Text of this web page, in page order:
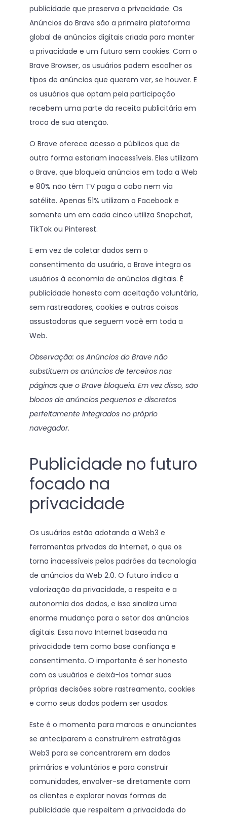
publicidade que preserva a privacidade. Os
Anúncios do Brave são a primeira plataforma
global de anúncios digitais criada para manter
a privacidade e um futuro sem cookies. Com o
Brave Browser, os usuários podem escolher os
tipos de anúncios que querem ver, se houver. E
os usuários que optam pela participação
recebem uma parte da receita publicitária em
troca de sua atenção.
O Brave oferece acesso a públicos que de
outra forma estariam inacessíveis. Eles utilizam
o Brave, que bloqueia anúncios em toda a Web
e 80% não têm TV paga a cabo nem via
satélite. Apenas 51% utilizam o Facebook e
somente um em cada cinco utiliza Snapchat,
TikTok ou Pinterest.
E em vez de coletar dados sem o
consentimento do usuário, o Brave integra os
usuários à economia de anúncios digitais. É
publicidade honesta com aceitação voluntária,
sem rastreadores, cookies e outras coisas
assustadoras que seguem você em toda a
Web.
Observação: os Anúncios do Brave não
substituem os anúncios de terceiros nas
páginas que o Brave bloqueia. Em vez disso, são
blocos de anúncios pequenos e discretos
perfeitamente integrados no próprio
navegador.
Publicidade no futuro
focado na
privacidade
Os usuários estão adotando a Web3 e
ferramentas privadas da Internet, o que os
torna inacessíveis pelos padrões da tecnologia
de anúncios da Web 2.0. O futuro indica a
valorização da privacidade, o respeito e a
autonomia dos dados, e isso sinaliza uma
enorme mudança para o setor dos anúncios
digitais. Essa nova Internet baseada na
privacidade tem como base confiança e
consentimento. O importante é ser honesto
com os usuários e deixá-los tomar suas
próprias decisões sobre rastreamento, cookies
e como seus dados podem ser usados.
Este é o momento para marcas e anunciantes
se anteciparem e construírem estratégias
Web3 para se concentrarem em dados
primários e voluntários e para construir
comunidades, envolver-se diretamente com
os clientes e explorar novas formas de
publicidade que respeitem a privacidade do